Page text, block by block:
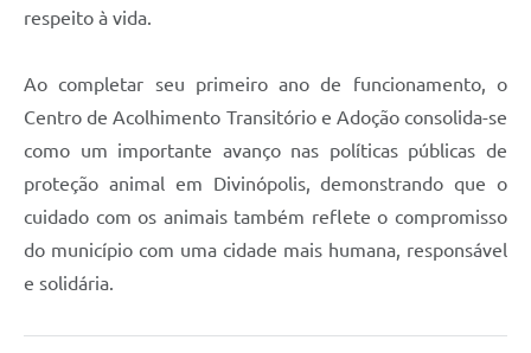
respeito à vida.
Ao completar seu primeiro ano de funcionamento, o
Centro de Acolhimento Transitório e Adoção consolida-se
como um importante avanço nas políticas públicas de
proteção animal em Divinópolis, demonstrando que o
cuidado com os animais também reflete o compromisso
do município com uma cidade mais humana, responsável
e solidária.